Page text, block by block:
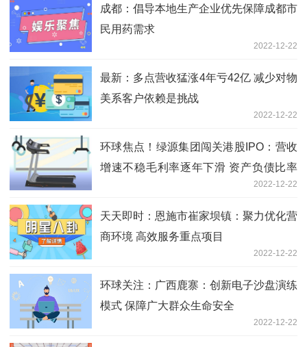
成都：倡导本地生产企业优先保障成都市
民用药需求
2022-12-22
最新：多点营收猛涨4年亏42亿 减少对物
美系客户依赖是挑战
2022-12-22
环球焦点！绿源集团闯关港股IPO：营收
增速不稳毛利率逐年下滑 资产负债比率
2022-12-22
天天即时：恩施市崔家坝镇：聚力优化营
商环境 高效服务重点项目
2022-12-22
环球关注：广西鹿寨：创新电子沙盘演练
模式 保障广大群众生命安全
2022-12-22